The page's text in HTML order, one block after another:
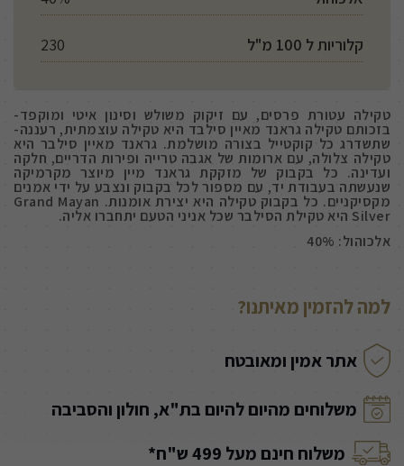
קלוריות ל 100 מ"ל 230
טקילה עטורת פרסים, עם זיקוק משולש וסינון איטי ומוקפד-
בזכותם טקילה גראנד מאיין סילבד היא טקילה עוצמתית, רעננה-
שתשדרג כל קוקטייל בצורה מושלמת. גראנד מאיין סילבר היא
טקילה צלולה, עם ארומות של אגבה טרייה ופירות הדריים, חלקה
ועדינה. כל בקבוק של מזקקת גראנד מיין מיוצר מקרמיקה
שנעשתה בעבודת יד, עם מספור לכל בקבוק ונצבע על ידי אמנים
מקסיקניים. כל בקבוק טקילה היא יצירת אומנות. Grand Mayan
Silver היא טקילת הסילבר שכל אניני הטעם יתחברו אליה.
אלכוהול: 40%
למה להזמין מאיתנו?
אתר אמין ומאובטח
משלוחים מהיום להיום בת"א, חולון והסביבה
משלוח חינם מעל 499 ש"ח*